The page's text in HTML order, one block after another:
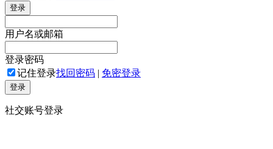
登录
用户名或邮箱
登录密码
记住登录找回密码 | 免密登录
登录
社交账号登录